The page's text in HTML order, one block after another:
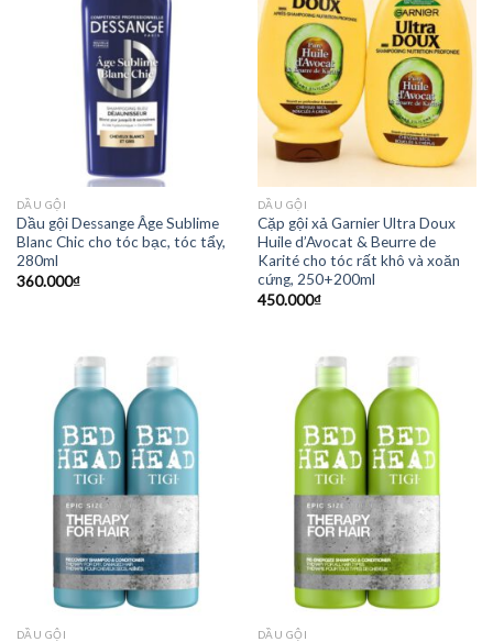
DẦU GỘI
Dầu gội Dessange Âge Sublime
Blanc Chic cho tóc bạc, tóc tẩy,
280ml
360.000₫
DẦU GỘI
Cặp gội xả Garnier Ultra Doux
Huile d’Avocat & Beurre de
Karité cho tóc rất khô và xoăn
cứng, 250+200ml
450.000₫
DẦU GỘI DẦU GỘI